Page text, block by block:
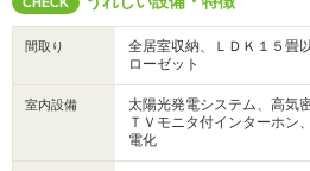
間取り
全居室収納、ＬＤＫ１５畳
ローゼット
室内設備
太陽光発電システム、高気
ＴＶモニタ付インターホン
電化